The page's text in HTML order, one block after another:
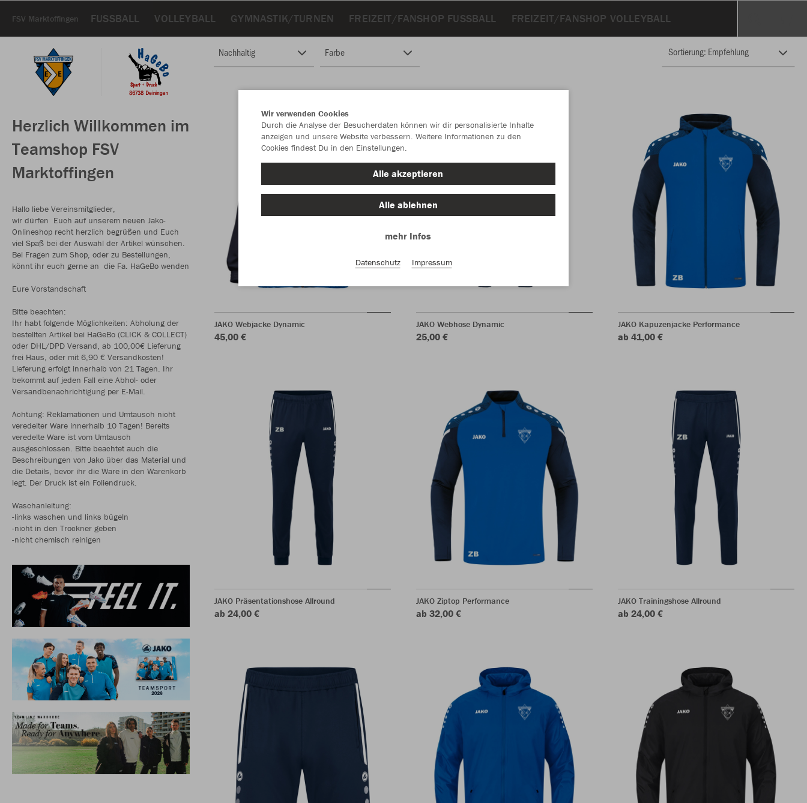
FSV Marktoffingen FUSSBALL VOLLEYBALL GYMNASTIK/TURNEN FREIZEIT/FANSHOP FUSSBALL FREIZEIT/FANSHOP VOLLEYBALL
Herzlich Willkommen im
Teamshop FSV
Marktoffingen
Hallo liebe Vereinsmitglieder,
wir dürfen Euch auf unserem neuen Jako-
Onlineshop recht herzlich begrüßen und Euch
viel Spaß bei der Auswahl der Artikel wünschen.
Bei Fragen zum Shop, oder zu Bestellungen,
könnt ihr euch gerne an die Fa. HaGeBo wenden
Eure Vorstandschaft
Bitte beachten:
Ihr habt folgende Möglichkeiten: Abholung der
bestellten Artikel bei HaGeBo (CLICK & COLLECT)
oder DHL/DPD Versand, ab 100,00€ Lieferung
frei Haus, oder mit 6,90 € Versandkosten!
Lieferung erfolgt innerhalb von 21 Tagen. Ihr
bekommt auf jeden Fall eine Abhol- oder
Versandbenachrichtigung per E-Mail.
Achtung: Reklamationen und Umtausch nicht
veredelter Ware innerhalb 10 Tagen! Bereits
veredelte Ware ist vom Umtausch
ausgeschlossen. Bitte beachtet auch die
Beschreibungen von Jako über das Material und
die Details, bevor ihr die Ware in den Warenkorb
legt. Der Druck ist ein Foliendruck.
Waschanleitung:
-links waschen und links bügeln
-nicht in den Trockner geben
-nicht chemisch reinigen
Nachhaltig Farbe
JAKO Webjacke Dynamic
45,00 €
JAKO Webhose Dynamic
25,00 €
JAKO Kapuzenjacke Performance
ab 41,00 €
JAKO Präsentationshose Allround
ab 24,00 €
JAKO Ziptop Performance
ab 32,00 €
JAKO Trainingshose Allround
ab 24,00 €
Wir verwenden Cookies
Durch die Analyse der Besucherdaten können wir dir personalisierte Inhalte
anzeigen und unsere Website verbessern. Weitere Informationen zu den
Cookies findest Du in den Einstellungen.
Alle akzeptieren
Alle ablehnen
mehr Infos
Datenschutz Impressum